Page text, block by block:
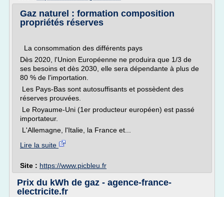
Gaz naturel : formation composition
propriétés réserves
La consommation des différents pays
Dès 2020, l'Union Européenne ne produira que 1/3 de
ses besoins et dès 2030, elle sera dépendante à plus de
80 % de l'importation.
Les Pays-Bas sont autosuffisants et possèdent des
réserves prouvées.
Le Royaume-Uni (1er producteur européen) est passé
importateur.
L'Allemagne, l'Italie, la France et...
Lire la suite
Site : https://www.picbleu.fr
Prix du kWh de gaz - agence-france-
electricite.fr